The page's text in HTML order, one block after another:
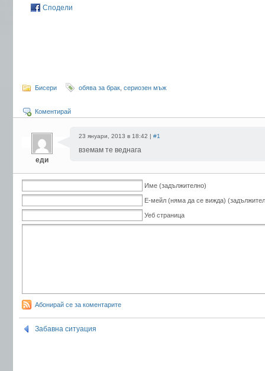
Сподели
Бисери обява за брак сериозен мъж
Коментирай
еди
23 януари, 2013 в 18:42 | #1
вземам те веднага
Име (задължително)
Е-мейл (няма да се вижда)
Уеб страница
Абонирай се за коментарите
Забавна ситуация